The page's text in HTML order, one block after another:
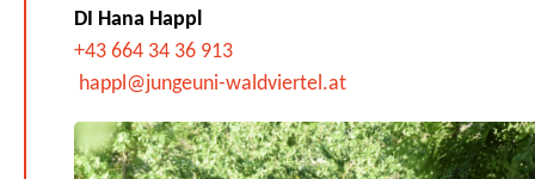
DI Hana Happl
+43 664 34 36 913
happl@jungeuni-waldviertel.at